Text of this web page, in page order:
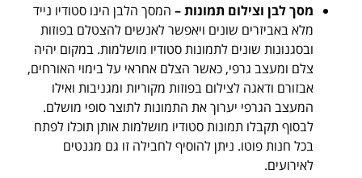
מסך לבן וצילום תמונות – המסך הלבן הינו סטודיו נייד
מלא באביזרים שונים ויאפשר לאנשים להצטלם בפוזות
ובסגנונות שונים לתמונות סטודיו מושלמות. במקום יהיה
צלם ומעצב גרפי, כאשר הצלם אחראי על בימוי האורחים,
אבזורם ודאגה לצילום בפוזות מקוריות ומגניבות ואילו
המעצב הגרפי יערוך את התמונות לתוצר סופי מושלם.
לבסוף תקבלו תמונות סטודיו מושלמות אותן תוכלו לפתח
בכל חנות פוטו. ניתן להוסיף לחבילה זו גם מגנטים
לאירועים.